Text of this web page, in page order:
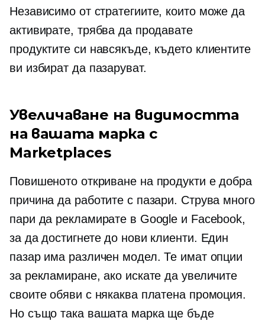
Независимо от стратегиите, които може да
активирате, трябва да продавате
продуктите си навсякъде, където клиентите
ви избират да пазаруват.
Увеличаване на видимостта
на вашата марка с
Marketplaces
Повишеното откриване на продукти е добра
причина да работите с пазари. Струва много
пари да рекламирате в Google и Facebook,
за да достигнете до нови клиенти. Един
пазар има различен модел. Те имат опции
за рекламиране, ако искате да увеличите
своите обяви с някаква платена промоция.
Но също така вашата марка ще бъде